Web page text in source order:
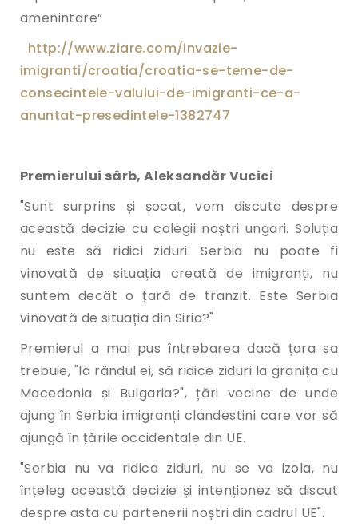
amenintare”
http://www.ziare.com/invazie-
imigranti/croatia/croatia-se-teme-de-
consecintele-valului-de-imigranti-ce-a-
anuntat-presedintele-1382747
Premierului sârb, Aleksandăr Vucici
"Sunt surprins și șocat, vom discuta despre
această decizie cu colegii noștri ungari. Soluția
nu este să ridici ziduri. Serbia nu poate fi
vinovată de situația creată de imigranți, nu
suntem decât o țară de tranzit. Este Serbia
vinovată de situația din Siria?"
Premierul a mai pus întrebarea dacă țara sa
trebuie, "la rândul ei, să ridice ziduri la granița cu
Macedonia și Bulgaria?", țări vecine de unde
ajung în Serbia imigranți clandestini care vor să
ajungă în țările occidentale din UE.
"Serbia nu va ridica ziduri, nu se va izola, nu
înțeleg această decizie și intenționez să discut
despre asta cu partenerii noștri din cadrul UE".